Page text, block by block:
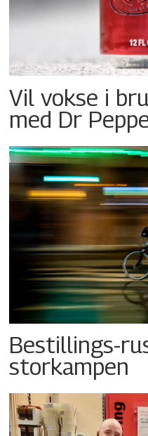
Vil vokse i
med Dr
Bestillings-
storkampen